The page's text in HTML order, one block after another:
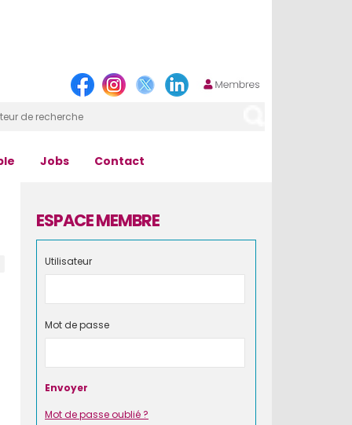
Jobs Contact
ESPACE MEMBRE
Utilisateur
Mot de passe
Mot de passe oublié ?